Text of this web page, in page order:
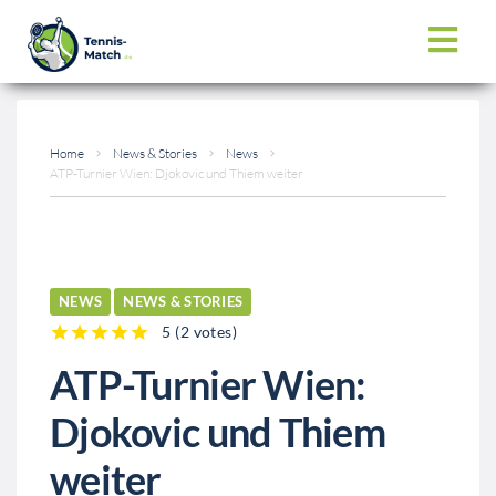
Home News & Stories
News
ATP-Turnier Wien: Djokovic und Thiem weiter
NEWS NEWS & STORIES
5 (2 votes)
ATP-Turnier Wien:
Djokovic und Thiem
weiter